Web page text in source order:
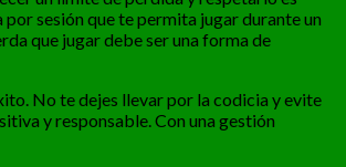
sesión que te permita jugar durante un
que jugar debe ser una forma de
No te dejes llevar por la codicia y evite
y responsable. Con una gestión